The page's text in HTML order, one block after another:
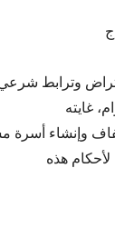
تراض وترابط
غايته
وإنشاء أسرة
هذه